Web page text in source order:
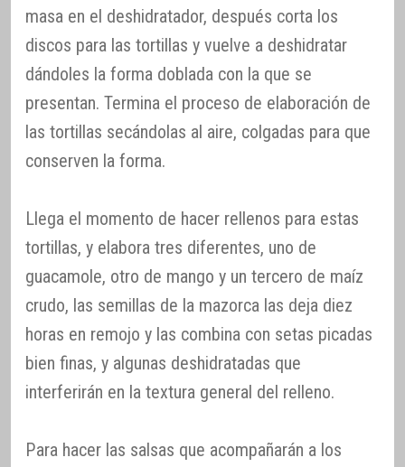
masa en el deshidratador, después corta los
discos para las tortillas y vuelve a deshidratar
dándoles la forma doblada con la que se
presentan. Termina el proceso de elaboración de
las tortillas secándolas al aire, colgadas para que
conserven la forma.
Llega el momento de hacer rellenos para estas
tortillas, y elabora tres diferentes, uno de
guacamole, otro de mango y un tercero de maíz
crudo, las semillas de la mazorca las deja diez
horas en remojo y las combina con setas picadas
bien finas, y algunas deshidratadas que
interferirán en la textura general del relleno.
Para hacer las salsas que acompañarán a los